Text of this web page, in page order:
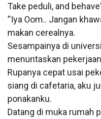
Take peduli, and
“Iya Oom.. Jangan
makan cerealnya.
Sesampainya di
menuntaskan
Rupanya cepat usai
siang di cafetaria, aku
ponakanku.
Datang di muka rumah